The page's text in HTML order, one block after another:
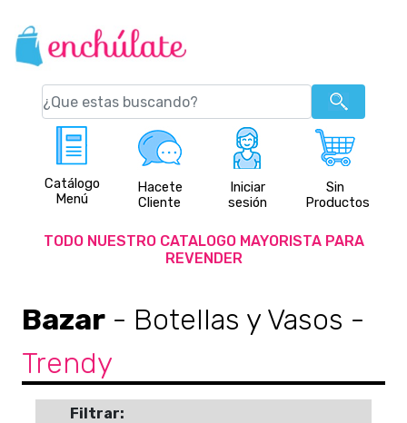
Catálogo
Menú
Hacete
Cliente
Iniciar
sesión
Sin
Productos
TODO NUESTRO CATALOGO MAYORISTA PARA
REVENDER
Bazar - Botellas y Vasos -
Trendy
Filtrar: